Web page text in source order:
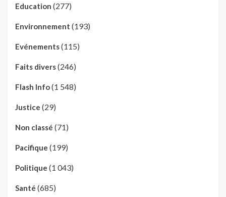
Education (277)
Environnement (193)
Evénements(115)
Faits divers(246)
Flash Info(1 548)
Justice (29)
Non classé (71)
Pacifique (199)
Politique (1 043)
Santé (685)